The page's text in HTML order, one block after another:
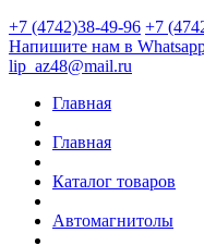
+7 (4742)38-49-96 +7
Напишите нам в
lip_az48@mail.ru
Главная
Главная
Каталог товаров
Автомагнитолы